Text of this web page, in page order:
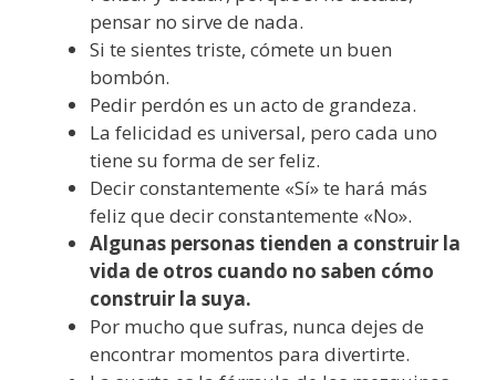
pensar no sirve de nada.
Si te sientes triste, cómete un buen
bombón.
Pedir perdón es un acto de grandeza.
La felicidad es universal, pero cada uno
tiene su forma de ser feliz.
Decir constantemente «Sí» te hará más
feliz que decir constantemente «No».
Algunas personas tienden a construir la
vida de otros cuando no saben cómo
construir la suya.
Por mucho que sufras, nunca dejes de
encontrar momentos para divertirte.